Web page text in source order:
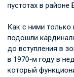
пустотах в районе
Как с ними только
подошли
до вступления в
в 1970-м году в
который